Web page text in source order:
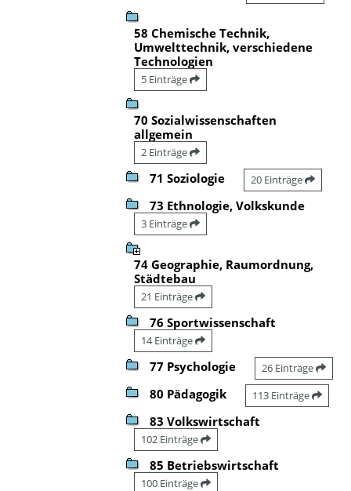
58 Chemische Technik,
Umwelttechnik, verschiedene
Technologien
5 Einträge
70 Sozialwissenschaften
allgemein
2 Einträge
71 Soziologie 20 Einträge
73 Ethnologie, Volkskunde
3 Einträge
74 Geographie, Raumordnung,
Städtebau
21 Einträge
76 Sportwissenschaft
14 Einträge
77 Psychologie 26 Einträge
80 Pädagogik 113 Einträge
83 Volkswirtschaft
102 Einträge
85 Betriebswirtschaft
100 Einträge